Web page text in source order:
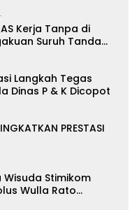
Kerja Tanpa di
Suruh Tanda
Langkah Tegas
Dinas P & K Dicopot
PRESTASI
Wisuda Stimikom
Wulla Rato